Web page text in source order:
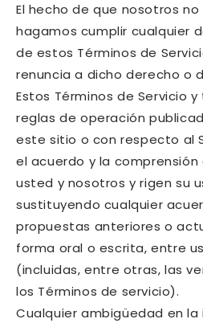
El hecho de que nosotros
hagamos cumplir cualquier
de estos Términos de
renuncia a dicho derecho o
Estos Términos de Servicio
reglas de operación
este sitio o con respecto al
el acuerdo y la
usted y nosotros y rigen su
sustituyendo cualquier
propuestas anteriores o
forma oral o escrita, entre
(incluidas, entre otras, las
los Términos de servicio).
Cualquier ambigüedad en